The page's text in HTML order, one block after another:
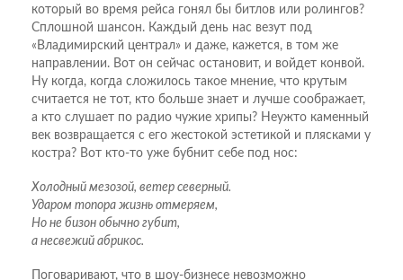
который во время рейса гонял бы битлов или ролингов?
Сплошной шансон. Каждый день нас везут под
«Владимирский централ» и даже, кажется, в том же
направлении. Вот он сейчас остановит, и войдет конвой.
Ну когда, когда сложилось такое мнение, что крутым
считается не тот, кто больше знает и лучше соображает,
а кто слушает по радио чужие хрипы? Неужто каменный
век возвращается с его жестокой эстетикой и плясками у
костра? Вот кто-то уже бубнит себе под нос:
Холодный мезозой, ветер северный.
Ударом топора жизнь отмеряем,
Но не бизон обычно губит,
а несвежий абрикос.
Поговаривают, что в шоу-бизнесе невозможно